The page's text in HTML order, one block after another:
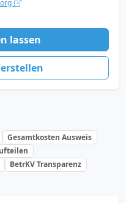
lassen
Gesamtkosten Ausweis
BetrKV Transparenz